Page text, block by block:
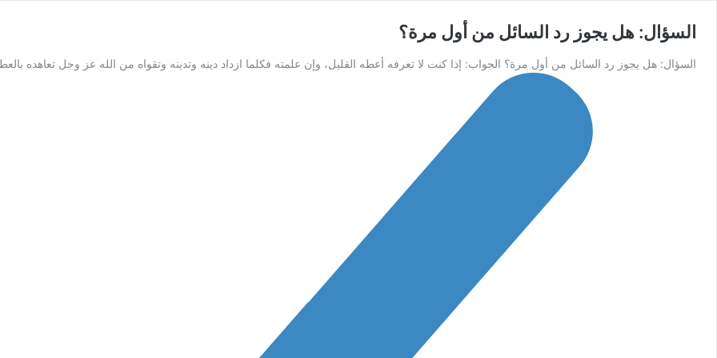
السؤال: هل يجوز رد السائل من أول مرة؟
السؤال: هل يجوز رد السائل من أول مرة؟ الجواب: إذا كنت لا تعرفه أعطه القليل، وإن علمته فكلما ازداد دينه وتدينه وتقواه من الله عز وجل تعاهده